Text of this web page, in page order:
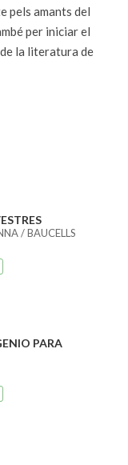
pels amants del
per iniciar el
la literatura de
/ BAUCELLS
PARA